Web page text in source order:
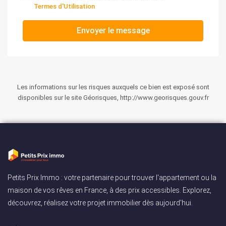
Termes d'Utilisation
Envoyer le message
Les informations sur les risques auxquels ce bien est exposé sont
disponibles sur le site Géorisques, http://www.georisques.gouv.fr
Petits Prix Immo : votre partenaire pour trouver l'appartement ou la
maison de vos rêves en France, à des prix accessibles. Explorez,
découvrez, réalisez votre projet immobilier dès aujourd'hui.